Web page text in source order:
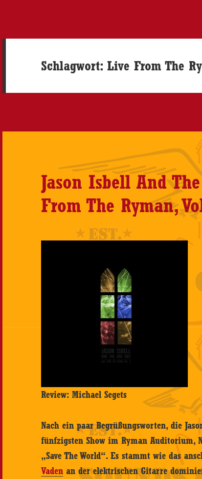
Schlagwort:Live From The
Jason Isbell And
From The Ryman,
Review: Michael Segets
Nach ein paar Begrüßungsworten, die
fünfzigsten Show im Ryman Auditorium,
„Save The World“. Es stammt wie das
Vaden an der elektrischen Gitarre